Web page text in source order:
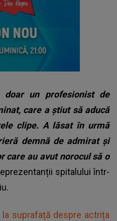
un profesionist de
care a știut să aducă
clipe. A lăsat în urmă
demnă de admirat și
care au avut norocul să o
spitalului într-
suprafață despre actrița